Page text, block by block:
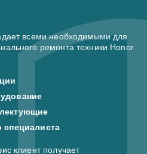
всеми необходимыми для
ремонта техники Honor
специалиста
клиент получает